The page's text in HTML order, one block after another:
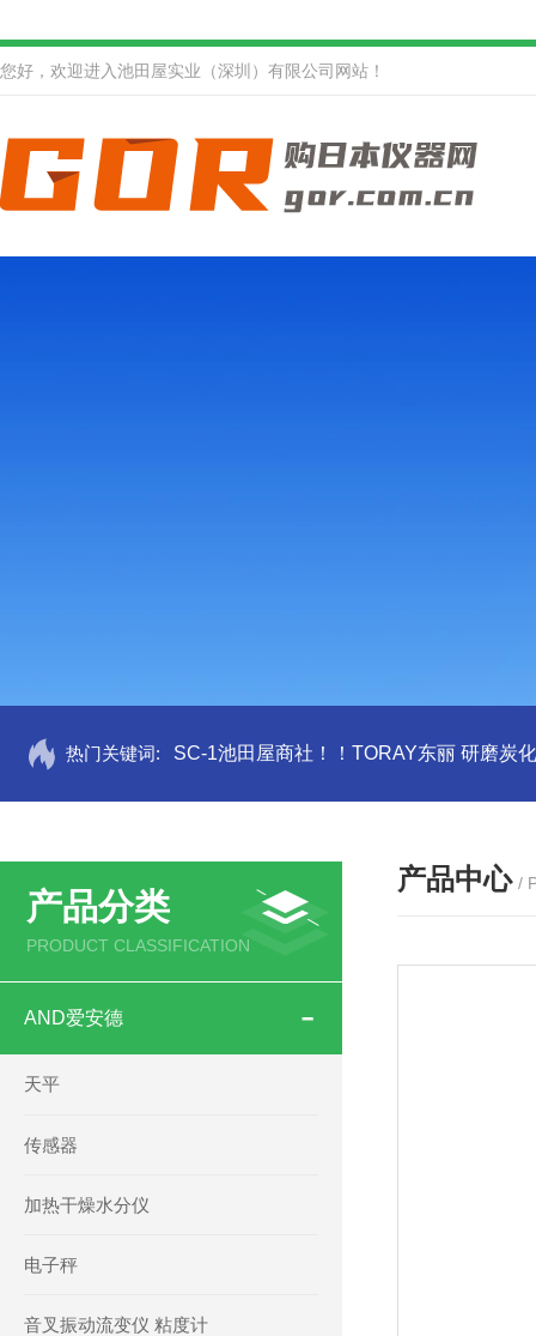
您好，欢迎进入池田屋实业（深圳）有限公司网站！
热门关键词: SC-1池田屋商社！！TORAY东丽 研磨炭
产品分类
PRODUCT CLASSIFICATION
AND爱安德
天平
传感器
加热干燥水分仪
电子秤
音叉振动流变仪 粘度计
产品中心 /